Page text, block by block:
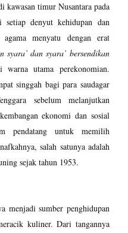
kawasan timur Nusantara pada
denyut kehidupan dan
menyatu dengan erat
syara’ dan syara’ bersendikan
warna utama perekonomian.
singgah bagi para saudagar
sebelum melanjutkan
ekonomi dan sosial
pendatang untuk memilih
salah satunya adalah
sejak tahun 1953.
menjadi sumber penghidupan
kuliner. Dari tangannya